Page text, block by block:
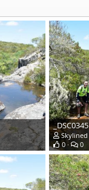
_DSC0345
Skylined
0
0